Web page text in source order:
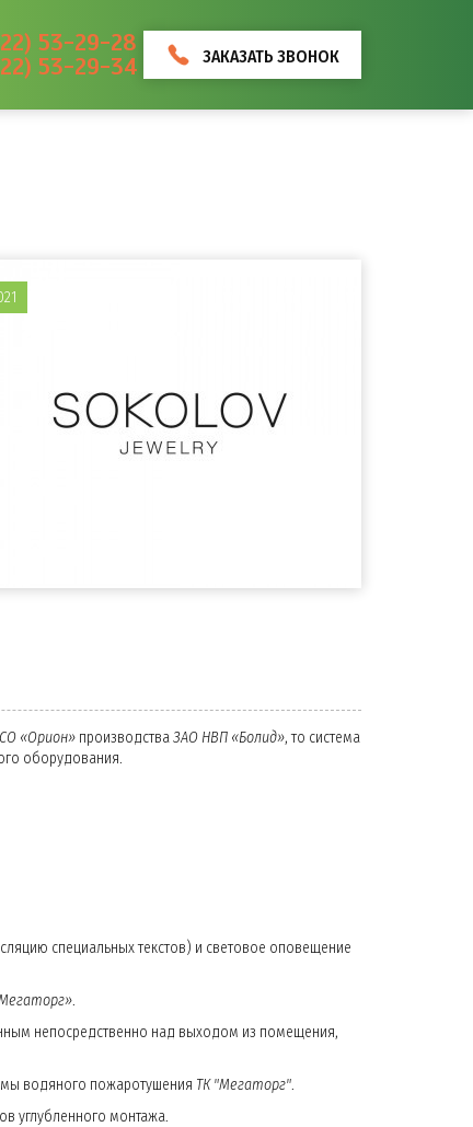
53-29-28
53-29-34
ЗАКАЗАТЬ ЗВОНОК
«Орион» производстваЗАО НВП «Болид», то система
оборудования.
специальных текстов) и световое оповещение
.
непосредственно над выходом из помещения,
водяного пожаротушения ТК "Мегаторг".
углубленного монтажа.